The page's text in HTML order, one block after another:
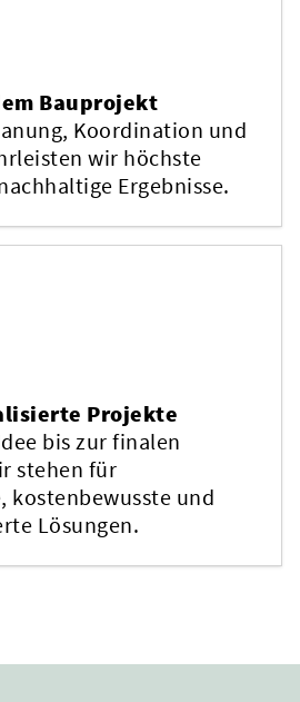
Bauprojekt
Koordination und
wir höchste
Ergebnisse.
Projekte
bis zur finalen
stehen für
kostenbewusste und
Lösungen.